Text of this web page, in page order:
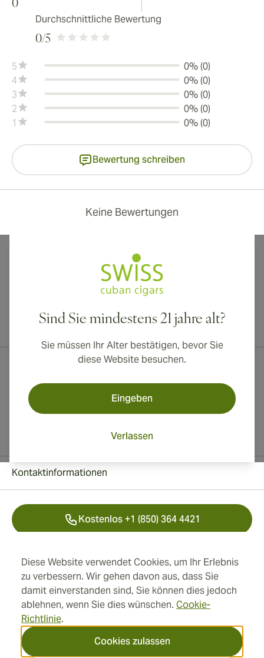
Diese Website verwendet Cookies, um Ihr Erlebnis
zu verbessern. Wir gehen davon aus, dass Sie
damit einverstanden sind, Sie können dies jedoch
ablehnen, wenn Sie dies wünschen. Cookie-
Richtlinie.
Cookies zulassen
0
Durchschnittliche Bewertung
0/5
5
0% (0)
4
0% (0)
3
0% (0)
2
0% (0)
1
0% (0)
Bewertung schreiben
Keine Bewertungen
Sind Sie mindestens 21 jahre alt?
Sie müssen Ihr Alter bestätigen, bevor Sie
diese Website besuchen.
Eingeben
Verlassen
Internationaler Versand nach Kanada, Vereinigtes Königreich und
Informationen
Kontaktinformationen
Kostenlos +1 (850) 364 4421
info@swisscubancigars.com